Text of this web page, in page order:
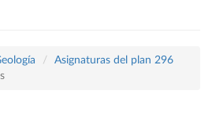
Asignaturas del plan 296